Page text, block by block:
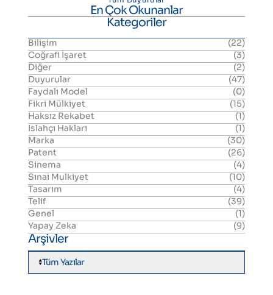
En Çok Okunanlar
Kategoriler
Bilişim
(22)
Coğrafi İşaret
(3)
Diğer
(2)
Duyurular
(47)
Faydalı Model
(0)
Fikri Mülkiyet
(15)
Haksız Rekabet
(1)
Islahçı Hakları
(1)
Marka
(30)
Patent
(26)
Sinema
(4)
Sınai Mulkiyet
(10)
Tasarım
(4)
Telif
(39)
Genel
(1)
Yapay Zeka
(9)
Arşivler
Tüm Yazılar